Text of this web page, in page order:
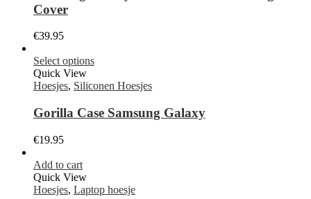
Cover
€39.95
Select options
Quick View
Hoesjes, Siliconen Hoesjes
Gorilla Case Samsung Galaxy
€19.95
Add to cart
Quick View
Hoesjes, Laptop hoesje